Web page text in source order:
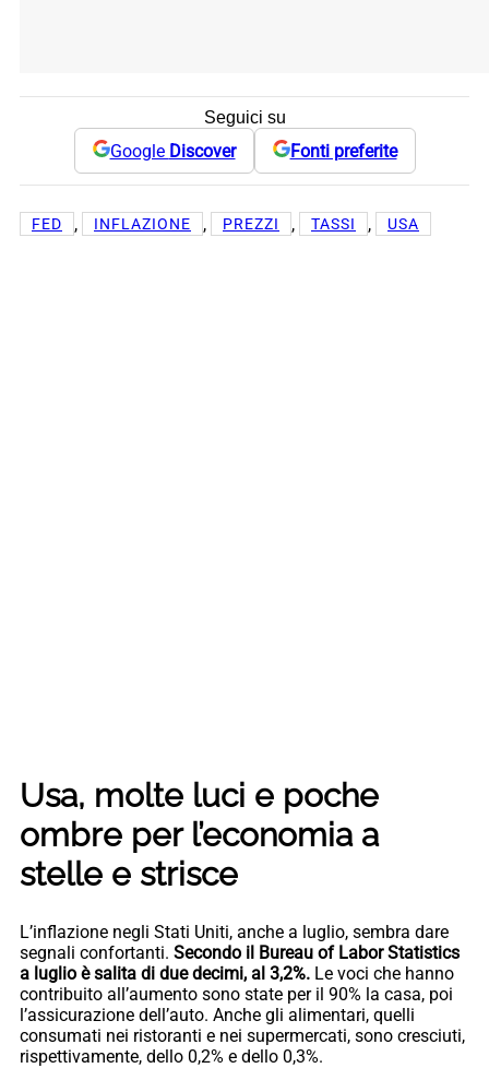
Seguici su
Google Discover Fonti preferite
FED , INFLAZIONE , PREZZI , TASSI , USA
Usa, molte luci e poche
ombre per l’economia a
stelle e strisce
L’inflazione negli Stati Uniti, anche a luglio, sembra dare
segnali confortanti. Secondo il Bureau of Labor Statistics
a luglio è salita di due decimi, al 3,2%. Le voci che hanno
contribuito all’aumento sono state per il 90% la casa, poi
l’assicurazione dell’auto. Anche gli alimentari, quelli
consumati nei ristoranti e nei supermercati, sono cresciuti,
rispettivamente, dello 0,2% e dello 0,3%.